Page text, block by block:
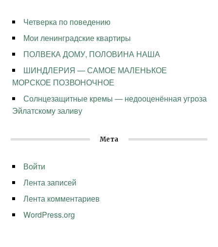
Четверка по поведению
Мои ленинградские квартиры
ПОЛВЕКА ДОМУ, ПОЛОВИНА НАША
ШИНДЛЕРИЯ — САМОЕ МАЛЕНЬКОЕ
МОРСКОЕ ПОЗВОНОЧНОЕ
Солнцезащитные кремы — недооценённая угроза
Эйлатскому заливу
Мета
Войти
Лента записей
Лента комментариев
WordPress.org